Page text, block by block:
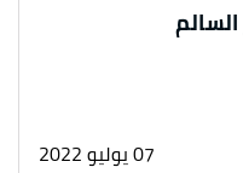
07 يوليو 2022